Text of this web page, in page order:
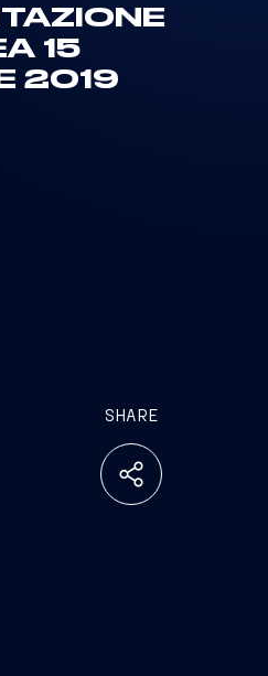
15
2019
SHARE